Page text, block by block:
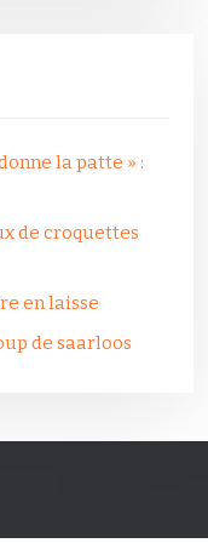
la patte » :
de croquettes
en laisse
de saarloos